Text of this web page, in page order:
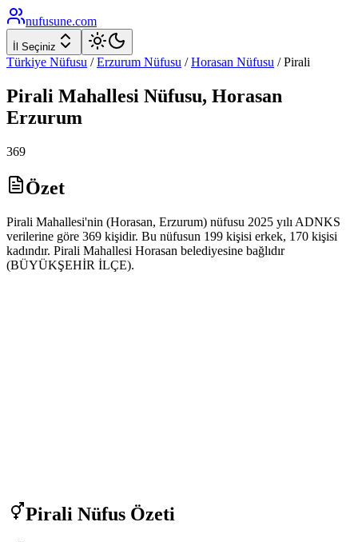
nufusune.com
İl Seçiniz
Türkiye Nüfusu / Erzurum Nüfusu / Horasan Nüfusu /Pirali
Pirali Mahallesi Nüfusu, Horasan
Erzurum
369
Özet
Pirali Mahallesi'nin (Horasan, Erzurum) nüfusu 2025 yılı ADNKS
verilerine göre 369 kişidir. Bu nüfusun 199 kişisi erkek, 170 kişisi
kadındır. Pirali Mahallesi Horasan belediyesine bağlıdır
(BÜYÜKŞEHİR İLÇE).
Pirali Nüfus Özeti